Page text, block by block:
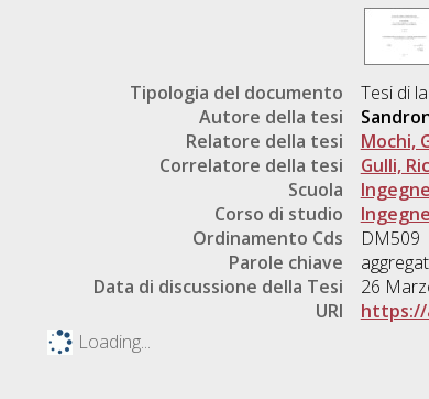
Tipologia del documento
Tesi di
Autore della tesi
Relatore della tesi
Mochi,
Correlatore della tesi
Gulli,
Scuola
Corso di studio
Ordinamento Cds
DM509
Parole chiave
Data di discussione della Tesi
26
URI
https://
Loading...